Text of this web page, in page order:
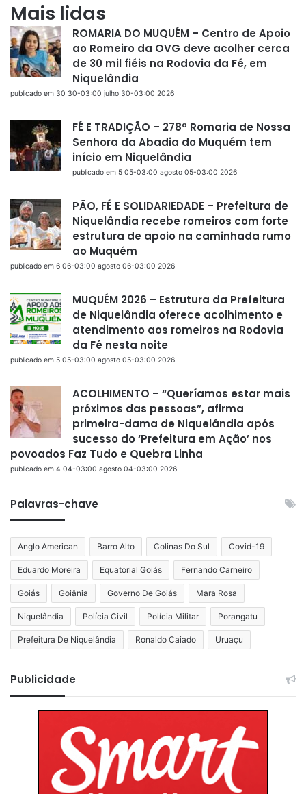
Mais lidas
ROMARIA DO MUQUÉM – Centro de Apoio
ao Romeiro da OVG deve acolher cerca
de 30 mil fiéis na Rodovia da Fé, em
Niquelândia
publicado em 30 30-03:00 julho 30-03:00 2026
FÉ E TRADIÇÃO – 278ª Romaria de Nossa
Senhora da Abadia do Muquém tem
início em Niquelândia
publicado em 5 05-03:00 agosto 05-03:00 2026
PÃO, FÉ E SOLIDARIEDADE – Prefeitura de
Niquelândia recebe romeiros com forte
estrutura de apoio na caminhada rumo
ao Muquém
publicado em 6 06-03:00 agosto 06-03:00 2026
MUQUÉM 2026 – Estrutura da Prefeitura
de Niquelândia oferece acolhimento e
atendimento aos romeiros na Rodovia
da Fé nesta noite
publicado em 5 05-03:00 agosto 05-03:00 2026
ACOLHIMENTO – “Queríamos estar mais
próximos das pessoas”, afirma
primeira-dama de Niquelândia após
sucesso do ‘Prefeitura em Ação’ nos
povoados Faz Tudo e Quebra Linha
publicado em 4 04-03:00 agosto 04-03:00 2026
Palavras-chave
Anglo American Barro Alto Colinas Do Sul Covid-19
Eduardo Moreira Equatorial Goiás Fernando Carneiro
Goiás Goiânia Governo De Goiás Mara Rosa
Niquelândia Polícia Civil Polícia Militar Porangatu
Prefeitura De Niquelândia Ronaldo Caiado Uruaçu
Publicidade